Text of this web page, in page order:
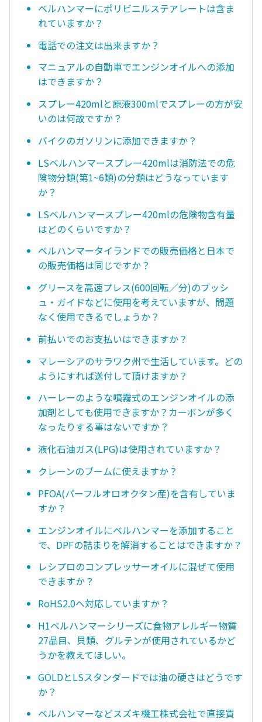
ベルハンマーにポリビニルステアレートは含ま
れていますか？
電話での注文は出来ますか？
マニュアルの自動車でエンジンオイルへの添加
はできますか？
スプレー420mlと原液300mlでスプレーの方が安
いのは何故ですか？
バイクのガソリンに添加できますか？
LSベルハンマースプレー420mlは消防法での危
険物分類(第1~6類)の分類はどうなっています
か？
LSベルハンマースプレー420mlの危険物含有量
はどのくらいですか？
ベルハンマータイランドでの販売価格と日本で
の販売価格は同じですか？
グリースを高速プレス(600回転／分)のブッシ
ュ・ガイドなどに使用を考えていますが、問題
なく使用できるでしょうか？
前払いでのお支払いはできますか？
マレーシアのサラワク州で生活しています。どの
ようにすれば送付して頂けますか？
ハーレーのような噴霧式のエンジンオイルの添
加剤としても使用できますか？カーボンが多く
なったりする事はないですか？
液化石油ガス(LPG)は使用されていますか？
クレーンのブームに使えますか？
PFOA(パーフルオロオクタン産)を含有していま
すか？
エンジンオイルにベルハンマーを添加すること
で、DPFの詰まりを解消することはできますか？
レシプロのコンプレッサーオイルに混ぜて使用
できますか？
RoHS2.0へ対応していますか？
H1ベルハンマーシリーズに食物アレルギー物質
27品目、貝類、グルテンが使用されているかど
うかを教えてほしい。
GOLDとLSスタンダードでは油の硬さはどうです
か？
ベルハンマーなどスズキ機工株式会社で直接買